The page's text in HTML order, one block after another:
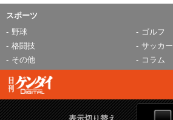
スポーツ
野球
ゴルフ
格闘技
サッカー
その他
コラム
表示切り替え